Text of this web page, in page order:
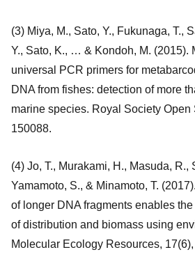
(3) Miya, M., Sato, Y., Fukunaga, T.,
Y., Sato, K., … & Kondoh, M. (2015).
universal PCR primers for
DNA from fishes: detection of more
marine species. Royal Society Open
150088.
(4) Jo, T., Murakami, H., Masuda, R.,
Yamamoto, S., & Minamoto, T.
of longer DNA fragments enables
of distribution and biomass using
Molecular Ecology Resources,